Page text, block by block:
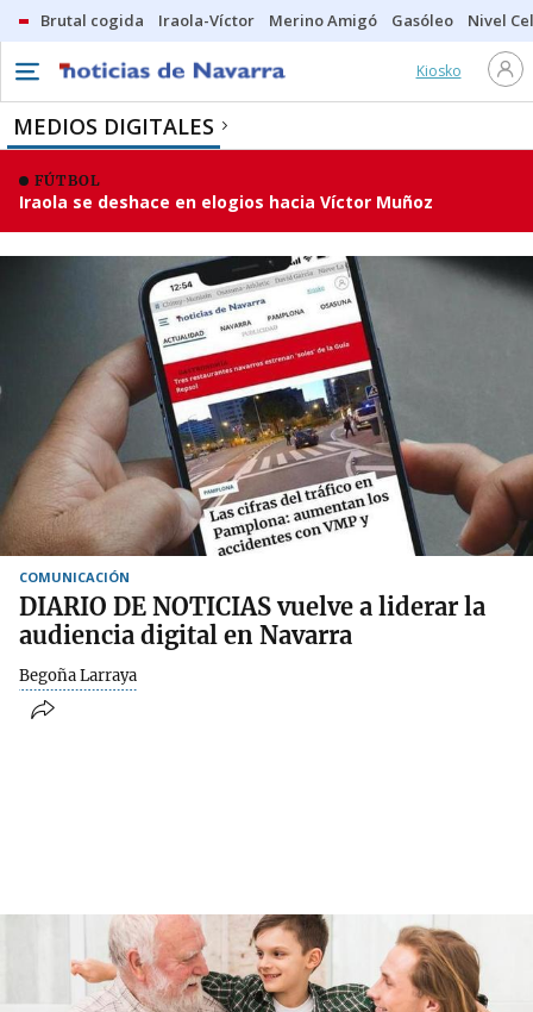
Brutal cogida Iraola-Víctor Merino Amigó Gasóleo Nivel
Kiosko
MEDIOS DIGITALES
FÚTBOL
Iraola se deshace en elogios hacia Víctor Muñoz
COMUNICACIÓN
DIARIO DE NOTICIAS vuelve a liderar la
audiencia digital en Navarra
Begoña Larraya